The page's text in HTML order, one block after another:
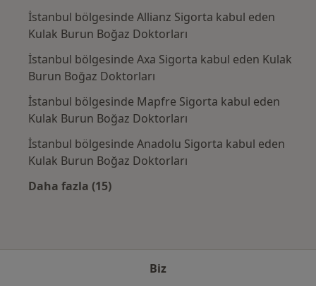
İstanbul bölgesinde Allianz Sigorta kabul eden
Kulak Burun Boğaz Doktorları
İstanbul bölgesinde Axa Sigorta kabul eden Kulak
Burun Boğaz Doktorları
İstanbul bölgesinde Mapfre Sigorta kabul eden
Kulak Burun Boğaz Doktorları
İstanbul bölgesinde Anadolu Sigorta kabul eden
Kulak Burun Boğaz Doktorları
Daha fazla (15)
Biz